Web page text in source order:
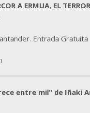
A ERMUA, EL
Entrada Gratuita
entre mil" de Iñaki